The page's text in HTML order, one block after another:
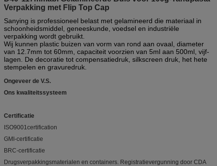
Verpakking met Flip Top Cap
Sanying is professioneel belast met gelamineerd die materiaal in
schoonheidsmiddel, geneeskunde, voedsel en industriële
verpakking wordt gebruikt.
Wij kunnen plastic buizen van vorm van rond aan ovaal, diameter
van 12.7mm tot 60mm, capaciteit voorzien van 5ml aan 500ml, vijf-
lagen. De decoratie tot compensatiedruk, silkscreen druk, het hete
stempelen en gravuredruk.
Ongeveer de V.S.
Ons kwaliteitssysteem
Certificatie
ISO9001certification
GMI-certificatie
BRC-certificatie
Drugsverpakkingsmaterialen en containers. Registratievergunning door CDA